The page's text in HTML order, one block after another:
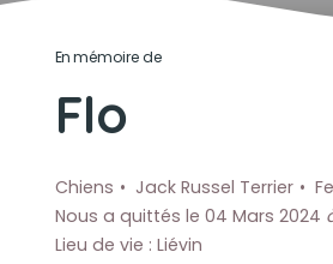
En mémoire de
Flo
Chiens Jack Russel Terrier
Nous a quittés le 04 Mars 2024
Lieu de vie : Liévin